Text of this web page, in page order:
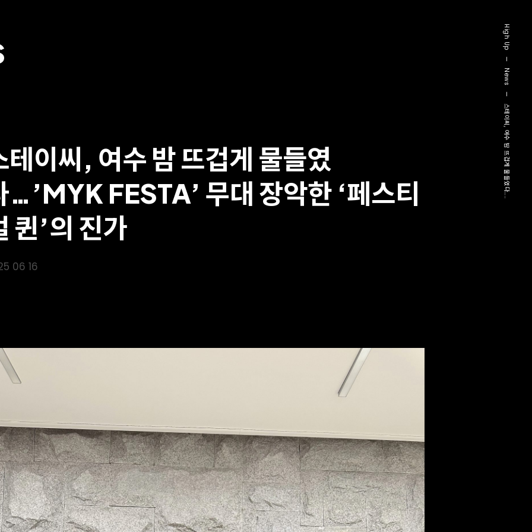
테이씨, 여수 밤 뜨겁게 물들였
…’MYK FESTA’ 무대 장악한 ‘페스티
퀸’의 진가
06 16
High Up
—
News
스테이씨, 여수 밤 뜨겁게 물들였다…..